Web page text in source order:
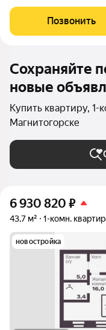
Позвонить
Сохраняйте
новые
Купить квартиру, 1-
Магнитогорске
6 930 820 ₽
43,7 м² 1-комн.
новостройка